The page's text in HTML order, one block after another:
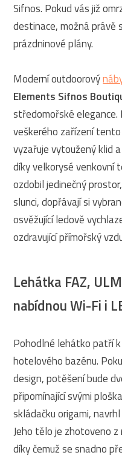
Sifnos. Pokud vás již
destinace, možná právě
prázdninové plány.
Moderní outdoorový
Elements Sifnos
středomořské elegance.
veškerého zařízení
vyzařuje vytoužený klid
díky velkorysé venkovní
ozdobil jedinečný
slunci, dopřávají si
osvěžující ledově
ozdravující přímořský
Lehátka FAZ,
nabídnou Wi-Fi i
Pohodlné lehátko patří
hotelového bazénu.
design, potěšení bude
připomínající svými
skládačku origami,
Jeho tělo je zhotoveno
díky čemuž se snadno